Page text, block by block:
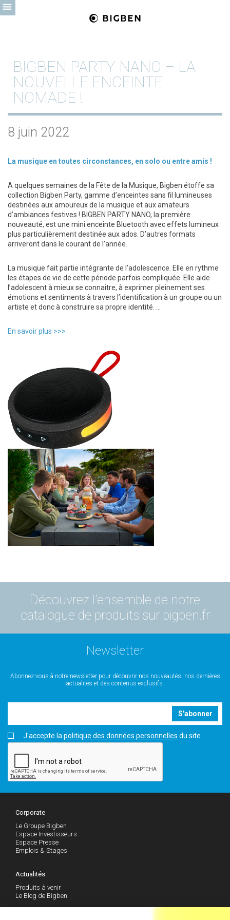
BIGBEN PARTY NANO – LA
NOUVELLE ENCEINTE
NOMADE !
8 juin 2022
La musique en toutes circonstances, en solo ou entre amis !
A quelques semaines de la Fête de la Musique, Bigben étoffe sa
collection Bigben Party, gamme d’enceintes sans fil lumineuses
destinées aux amoureux de la musique et aux amateurs
d’ambiances festives ! BIGBEN PARTY NANO, la première
nouveauté, est une mini enceinte Bluetooth avec effets lumineux
plus particulièrement destinée aux ados. D’autres formats
arriveront dans le courant de l’année.
La musique fait partie intégrante de l’adolescence. Elle en rythme
les étapes de vie de cette période parfois compliquée. Elle aide
l’adolescent à mieux se connaitre, à exprimer pleinement ses
émotions et sentiments à travers l’identification à un groupe ou un
artiste et donc à construire sa propre identité. …
En savoir plus >>>
Découvrez l'ensemble de notre
catalogue de produits sur bigben.fr
Newsletter
Abonnez-vous à notre newsletter pour découvrir nos nouveautés, nos dernières
actualités et des contenus exclusifs.
S'abonner
J'accepte lapolitique des données personnelles du site.
Corporate
Le Groupe Bigben
Espace Investisseurs
Espace Presse
Emplois & Stages
Actualités
Produits à venir
Le Blog de Bigben